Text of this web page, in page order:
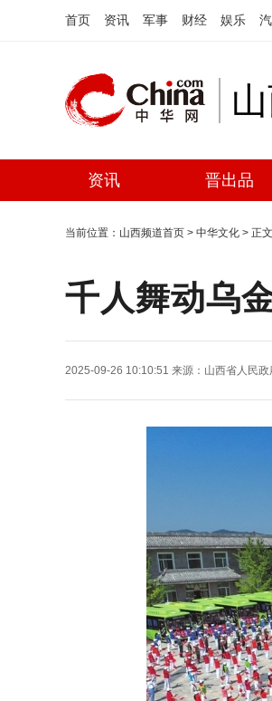
首页 资讯 军事 财经 娱乐
资讯 晋出品
当前位置： 山西频道首页 > 中华文化 > 正文
千人舞动乌
2025-09-26 10:10:51 来源： 山西省人民政